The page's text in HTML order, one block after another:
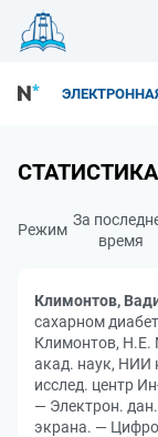
Режим
За
время
Климонтов,
сахарном
Климонтов, Н.Е.
акад. наук, НИИ
исслед. центр
— Электрон.
экрана. —